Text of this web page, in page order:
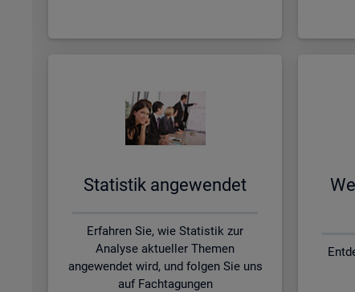
Sta­tis­tik an­ge­wen­det
Erfahren Sie, wie Statistik zur
Analyse aktueller Themen
angewendet wird, und folgen Sie uns
auf Fachtagungen